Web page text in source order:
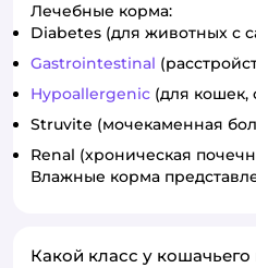
Лечебные корма:
Diabetes (для животных с
Gastrointestinal
Hypoallergenic (для кошек,
Struvite (мочекаменная
Renal (хроническая
Влажные корма
Какой класс у